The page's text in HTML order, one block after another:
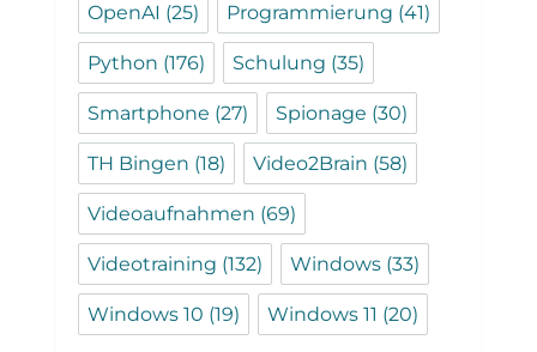
OpenAI (25) Programmierung (41)
Python (176) Schulung (35)
Smartphone (27) Spionage (30)
TH Bingen (18) Video2Brain (58)
Videoaufnahmen (69)
Videotraining (132) Windows (33)
Windows 10 (19) Windows 11 (20)